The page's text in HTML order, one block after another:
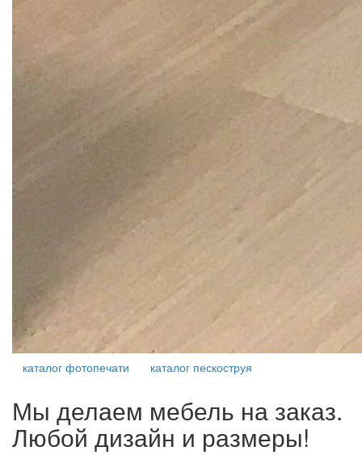
каталог фотопечати каталог пескоструя
Мы делаем мебель на заказ.
Любой дизайн и размеры!